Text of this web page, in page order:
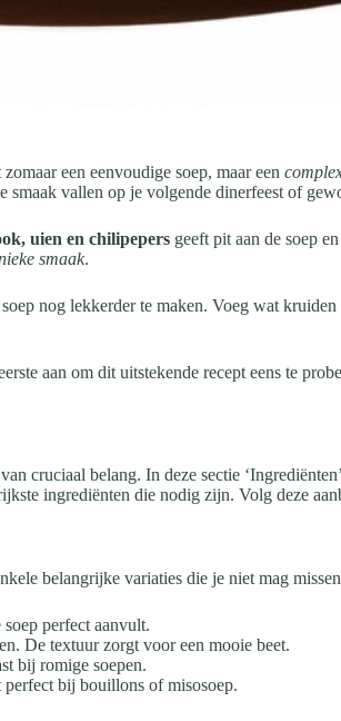
een eenvoudige soep, maar een
smaak vallen op je volgende dinerfeest of
uien en chilipepers geeft pit aan de soep
smaak.
nog lekkerder te maken. Voeg wat kruiden
aan om dit uitstekende recept eens te
cruciaal belang. In deze sectie
ingrediënten die nodig zijn. Volg deze
belangrijke variaties die je niet mag
perfect aanvult.
De textuur zorgt voor een mooie beet.
bij romige soepen.
perfect bij bouillons of misosoep.